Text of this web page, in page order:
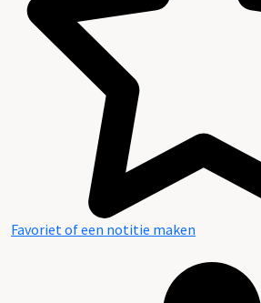
Favoriet of een notitie maken